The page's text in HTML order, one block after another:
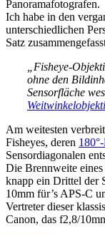
Panoramafotografen.
Ich habe in den
unterschiedlichen
Satz
„Fisheye-
ohne den
Sensorfläche
Am weitesten
Fisheyes, deren
Sensordiagonalen
Die Brennweite eines
knapp ein Drittel der
10mm für’s APS-C
Vertreter dieser
Canon, das f2,8/